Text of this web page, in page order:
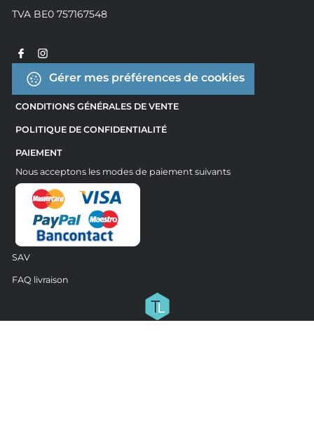
TVA BE0 757167548
Gérer mes préférences de cookies
CONDITIONS GÉNÉRALES DE VENTE
POLITIQUE DE CONFIDENTIALITÉ
PAIEMENT
Nous acceptons les modes de paiement suivants
SAV
FAQ livraison